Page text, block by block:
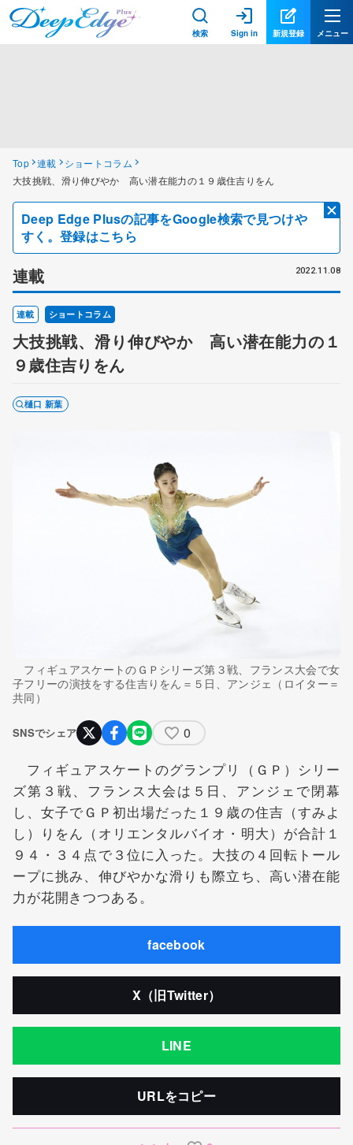
検索 Sign in 新規登録 メニュー
Top 連載
ショートコラム
大技挑戦、滑り伸びやか 高い潜在能力の１９歳住吉りをん
Deep Edge Plusの記事をGoogle検索で見つけや
すく。登録はこちら
連載 2022.11.08
連載 ショートコラム
大技挑戦、滑り伸びやか 高い潜在能力の１
９歳住吉りをん
樋口 新葉
フィギュアスケートのＧＰシリーズ第３戦、フランス大会で女
子フリーの演技をする住吉りをん＝５日、アンジェ（ロイター＝
共同）
SNSでシェア 0
フィギュアスケートのグランプリ（ＧＰ）シリー
ズ第３戦、フランス大会は５日、アンジェで閉幕
し、女子でＧＰ初出場だった１９歳の住吉（すみよ
し）りをん（オリエンタルバイオ・明大）が合計１
９４・３４点で３位に入った。大技の４回転トール
ープに挑み、伸びやかな滑りも際立ち、高い潜在能
力が花開きつつある。
facebook
X（旧Twitter）
LINE
URLをコピー